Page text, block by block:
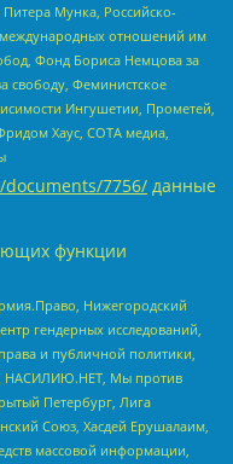
Мунка, Российско-
международных отношений им
Фонд Бориса Немцова за
свободу, Феминистское
Ингушетии, Прометей,
Хаус, СОТА медиа,
7756/ данные
функции
Нижегородский
гендерных исследований,
и публичной политики,
НАСИЛИЮ.НЕТ, Мы против
Петербург, Лига
Союз, Хасдей Ерушалаим,
массовой информации,